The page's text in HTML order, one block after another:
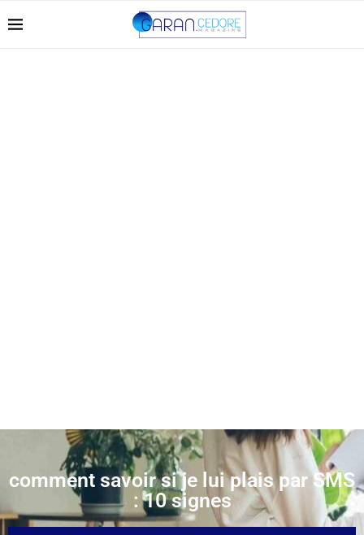
comment savoir si je lui plais par SMS
: 10 signes